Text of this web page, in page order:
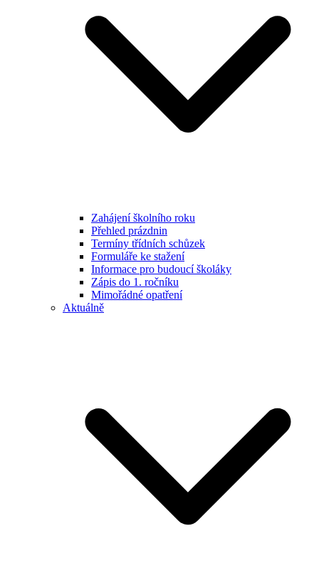
Zahájení školního roku
Přehled prázdnin
Termíny třídních schůzek
Formuláře ke stažení
Informace pro budoucí školáky
Zápis do 1. ročníku
Mimořádné opatření
Aktuálně